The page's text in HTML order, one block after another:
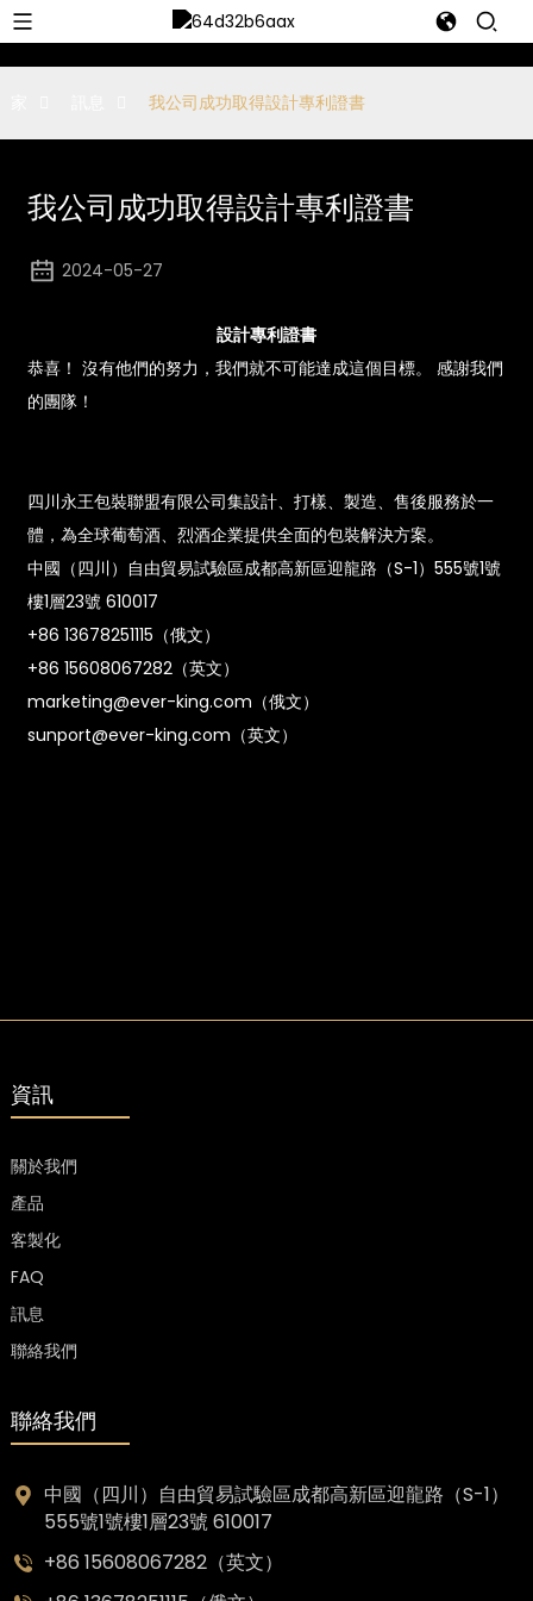
我公司成功取得設計專利證書
我公司成功取得設計專利證書
2024-05-27
設計專利證書
恭喜！ 沒有他們的努力，我們就不可能達成這個目標。 感謝我們
的團隊！
四川永王包裝聯盟有限公司集設計、打樣、製造、售後服務於一
體，為全球葡萄酒、烈酒企業提供全面的包裝解決方案。
中國（四川）自由貿易試驗區成都高新區迎龍路（S-1）555號1號
樓1層23號 610017
+86 13678251115（俄文）
+86 15608067282（英文）
marketing@ever-king.com（俄文）
sunport@ever-king.com（英文）
資訊
關於我們
產品
客製化
FAQ
訊息
聯絡我們
聯絡我們
中國（四川）自由貿易試驗區成都高新區迎龍路（S-1）
555號1號樓1層23號 610017
+86 15608067282（英文）